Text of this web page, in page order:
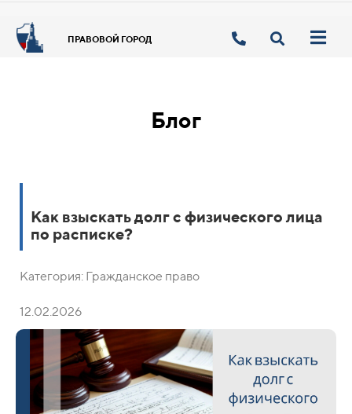
ПРАВОВОЙ ГОРОД
Блог
Как взыскать долг с физического лица
по расписке?
Категория: Гражданское право
12.02.2026